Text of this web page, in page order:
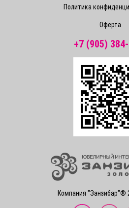
Компания "Занзибар"®
Политика
Оферта
+7 (905)